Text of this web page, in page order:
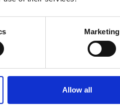
Marketing
Allow all